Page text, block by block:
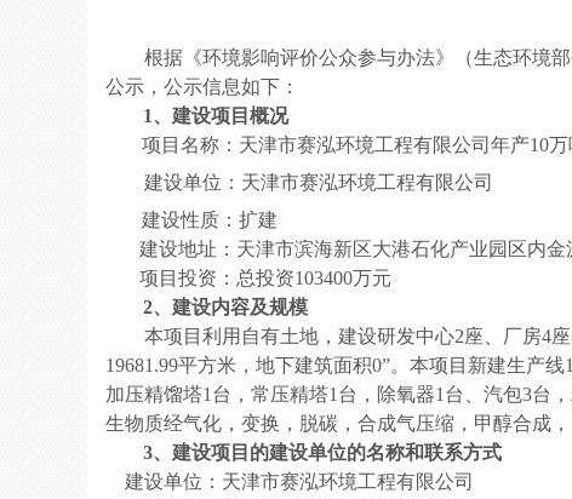
根据《环境影响评价公众参与办法》（生态环境
公示，公示信息如下：
1、 建设项目 概况
项目名称： 天津市赛泓环境工程有限公司年产10万
建设单位： 天津市赛泓环境工程有限公司
建设性质： 扩建
建设地址： 天津市滨海新区大港石化产业园区内金
项目投资 ：总投资103400万元
2、建设内容及规模
本项目利用自有土地， 建设研发中心2座、厂房4
19681.99平方米，地下建筑面积0”。 本项目新建生产线1
加压精馏塔1 台，常压精塔1 台，除氧器1 台、汽包3台
生物质经气化，变换，脱碳，合成气压缩，甲醇合成
3、建设项目的建设单位的名称和联系方式
建设单位： 天津市赛泓环境工程有限公司